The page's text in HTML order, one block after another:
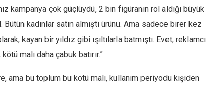
kampanya çok güçlüydü, 2 bin figüranın rol aldığı büyük
kadınlar satın almıştı ürünü. Ama sadece birer kez
kayan bir yıldız gibi ışıltılarla batmıştı. Evet, reklamcı
malı daha çabuk batırır.”
ama bu toplum bu kötü malı, kullanım periyodu kişiden